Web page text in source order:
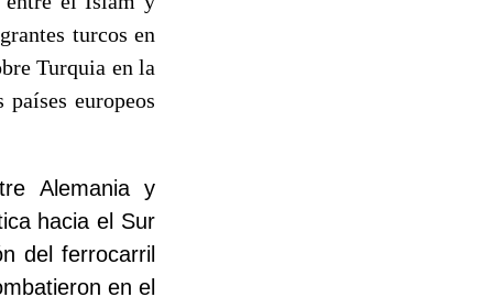
turcos en
Turquia en la
europeos
Alemania y
hacia el Sur
del ferrocarril
en el